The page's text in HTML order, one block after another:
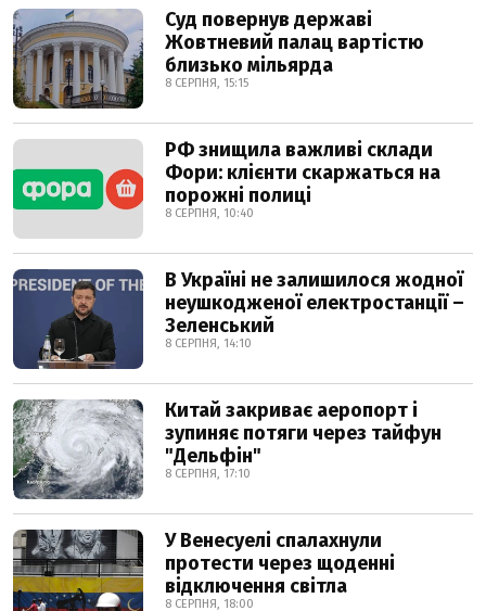
Суд повернув державі
Жовтневий палац вартістю
близько мільярда
8 СЕРПНЯ, 15:15
РФ знищила важливі склади
Фори: клієнти скаржаться на
порожні полиці
8 СЕРПНЯ, 10:40
В Україні не залишилося жодної
неушкодженої електростанції –
Зеленський
8 СЕРПНЯ, 14:10
Китай закриває аеропорт і
зупиняє потяги через тайфун
"Дельфін"
8 СЕРПНЯ, 17:10
У Венесуелі спалахнули
протести через щоденні
відключення світла
8 СЕРПНЯ, 18:00